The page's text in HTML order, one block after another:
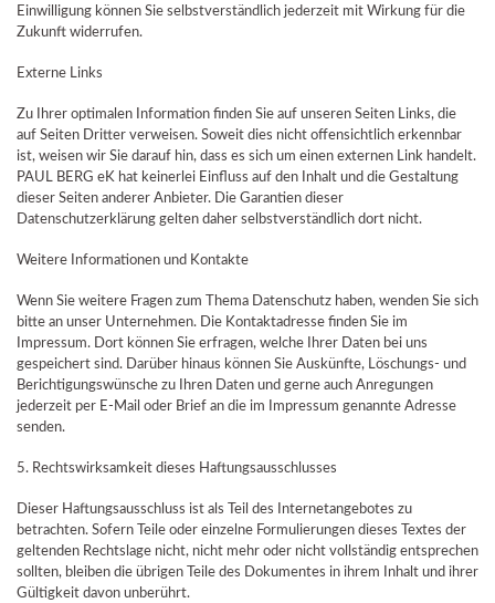
Einwilligung können Sie selbstverständlich jederzeit mit Wirkung für die
Zukunft widerrufen.
Externe Links
Zu Ihrer optimalen Information finden Sie auf unseren Seiten Links, die
auf Seiten Dritter verweisen. Soweit dies nicht offensichtlich erkennbar
ist, weisen wir Sie darauf hin, dass es sich um einen externen Link handelt.
PAUL BERG eK hat keinerlei Einfluss auf den Inhalt und die Gestaltung
dieser Seiten anderer Anbieter. Die Garantien dieser
Datenschutzerklärung gelten daher selbstverständlich dort nicht.
Weitere Informationen und Kontakte
Wenn Sie weitere Fragen zum Thema Datenschutz haben, wenden Sie sich
bitte an unser Unternehmen. Die Kontaktadresse finden Sie im
Impressum. Dort können Sie erfragen, welche Ihrer Daten bei uns
gespeichert sind. Darüber hinaus können Sie Auskünfte, Löschungs- und
Berichtigungswünsche zu Ihren Daten und gerne auch Anregungen
jederzeit per E-Mail oder Brief an die im Impressum genannte Adresse
senden.
5. Rechtswirksamkeit dieses Haftungsausschlusses
Dieser Haftungsausschluss ist als Teil des Internetangebotes zu
betrachten. Sofern Teile oder einzelne Formulierungen dieses Textes der
geltenden Rechtslage nicht, nicht mehr oder nicht vollständig entsprechen
sollten, bleiben die übrigen Teile des Dokumentes in ihrem Inhalt und ihrer
Gültigkeit davon unberührt.